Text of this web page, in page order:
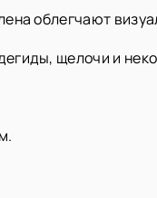
облегчают
щелочи и